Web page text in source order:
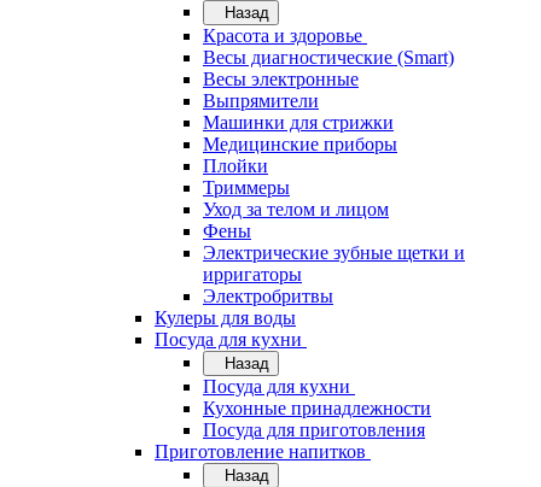
Назад
Красота и здоровье
Весы диагностические (Smart)
Весы электронные
Выпрямители
Машинки для стрижки
Медицинские приборы
Плойки
Триммеры
Уход за телом и лицом
Фены
Электрические зубные щетки и
ирригаторы
Электробритвы
Кулеры для воды
Посуда для кухни
Назад
Посуда для кухни
Кухонные принадлежности
Посуда для приготовления
Приготовление напитков
Назад